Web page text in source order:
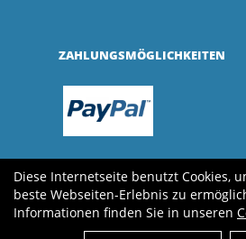
ZAHLUNGSMÖGLICHKEITEN
Diese Internetseite benutzt Cookies,
beste Webseiten-Erlebnis zu
Informationen finden Sie in unseren